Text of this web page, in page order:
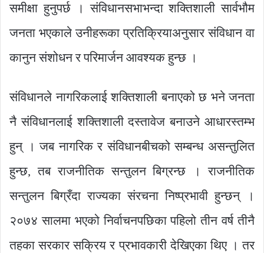
समीक्षा हुनुपर्छ । संविधानसभाभन्दा शक्तिशाली सार्वभौम
जनता भएकाले उनीहरूका प्रतिक्रियाअनुसार संविधान वा
कानुन संशोधन र परिमार्जन आवश्यक हुन्छ ।
संविधानले नागरिकलाई शक्तिशाली बनाएको छ भने जनता
नै संविधानलाई शक्तिशाली दस्तावेज बनाउने आधारस्तम्भ
हुन् । जब नागरिक र संविधानबीचको सम्बन्ध असन्तुलित
हुन्छ, तब राजनीतिक सन्तुलन बिग्रन्छ । राजनीतिक
सन्तुलन बिग्रँदा राज्यका संरचना निष्प्रभावी हुन्छन् ।
२०७४ सालमा भएको निर्वाचनपछिका पहिलो तीन वर्ष तीनै
तहका सरकार सक्रिय र प्रभावकारी देखिएका थिए । तर